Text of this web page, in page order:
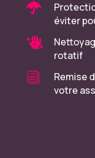

éviter

rotatif
i
Remise
votre